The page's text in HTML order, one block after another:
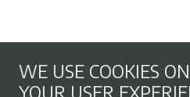
WE USE COOKIES
YOUR USER